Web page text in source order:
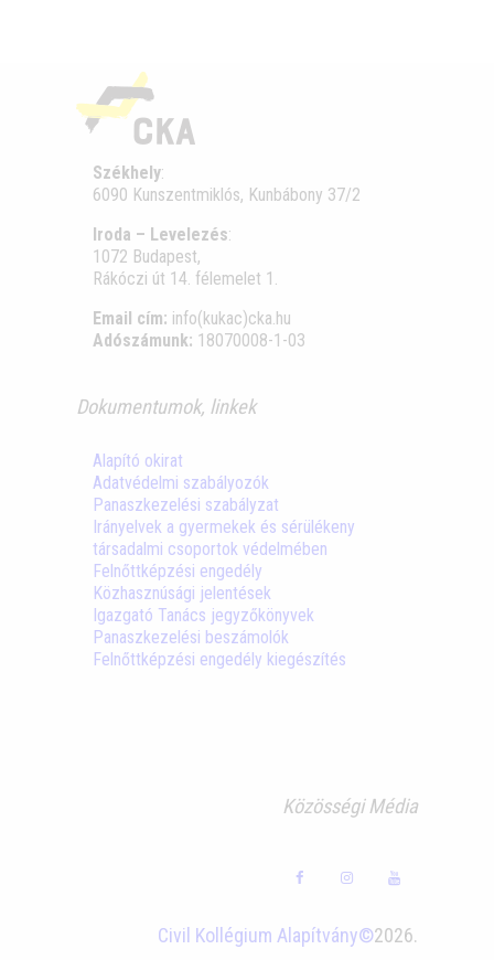
Székhely:
6090 Kunszentmiklós, Kunbábony 37/2
Iroda – Levelezés:
1072 Budapest,
Rákóczi út 14. félemelet 1.
Email cím: info(kukac)cka.hu
Adószámunk: 18070008-1-03
Dokumentumok, linkek
Alapító okirat
Adatvédelmi szabályozók
Panaszkezelési szabályzat
Irányelvek a gyermekek és sérülékeny
társadalmi csoportok védelmében
Felnőttképzési engedély
Közhasznúsági jelentések
Igazgató Tanács jegyzőkönyvek
Panaszkezelési beszámolók
Felnőttképzési engedély kiegészítés
Közösségi Média
Civil Kollégium Alapítvány©2026.